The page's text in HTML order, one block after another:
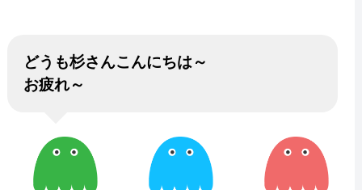
どうも杉さんこんにちは～
お疲れ～